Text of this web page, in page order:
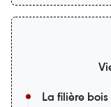
La filière